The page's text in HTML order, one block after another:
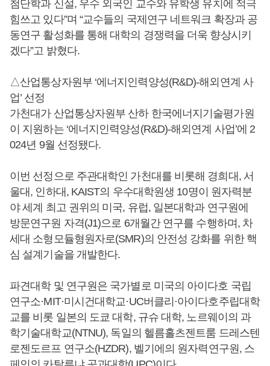
첨단학과 신설, 우수 외국인 교수와 유학생 유치에 적극
힘쓰고 있다”며 “교수들의 국제연구 네트워크 확장과 공
동연구 활성화를 통해 대학의 경쟁력을 더욱 향상시키
겠다”고 밝혔다.
△산업통상자원부 ‘에너지인력양성(R&D)-해외연계 사
업’ 선정
가천대가 산업통상자원부 산하 한국에너지기술평가원
이 지원하는 ‘에너지인력양성(R&D)-해외연계 사업’에 2
024년 9월 선정됐다.
이번 선정으로 주관대학인 가천대를 비롯해 경희대, 서
울대, 인하대, KAIST의 우수대학원생 10명이 원자력분
야 세계 최고 권위의 미국, 유럽, 일본대학과 연구원에
방문연구원 자격(J1)으로 6개월간 연구를 수행하며, 차
세대 소형모듈형원자로(SMR)의 안전성 강화를 위한 핵
심 설계기술을 개발한다.
파견대학 및 연구원은 국가별로 미국의 아이다호 국립
연구소·MIT·미시건대학교·UC버클리·아이다호주립대학
교를 비롯 일본의 도쿄 대학, 규슈 대학, 노르웨이의 과
학기술대학교(NTNU), 독일의 헬름홀츠젠트룸 드레스텐
로젠도르프 연구소(HZDR), 벨기에의 원자력연구원, 스